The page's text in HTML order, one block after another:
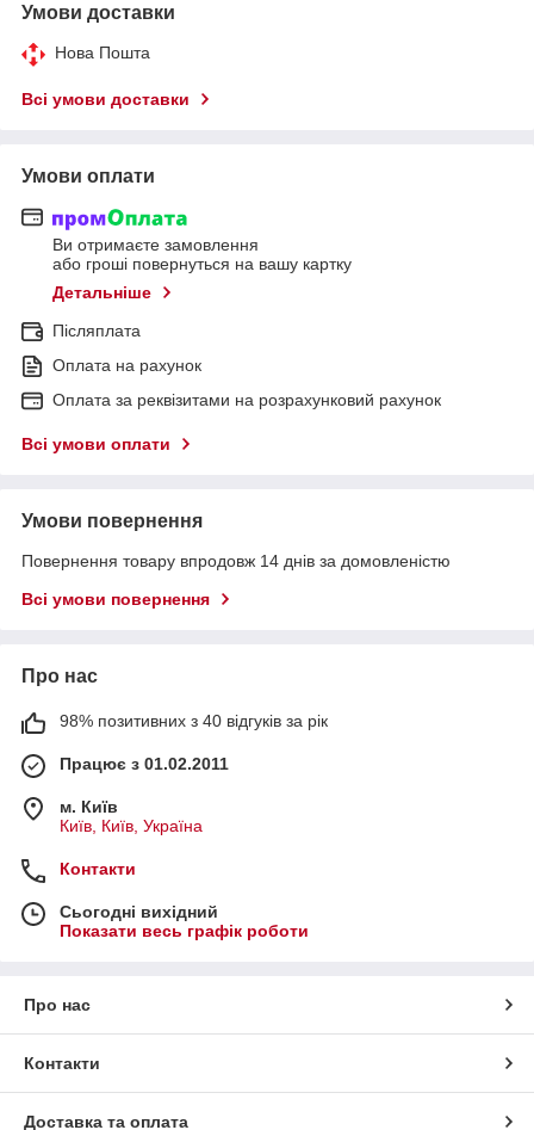
Умови доставки
Нова Пошта
Всі умови доставки
Умови оплати
Ви отримаєте замовлення
або гроші повернуться на вашу картку
Детальніше
Післяплата
Оплата на рахунок
Оплата за реквізитами на розрахунковий рахунок
Всі умови оплати
Умови повернення
Повернення товару впродовж 14 днів за домовленістю
Всі умови повернення
Про нас
98% позитивних з 40 відгуків за рік
Працює з 01.02.2011
м. Київ
Київ, Київ, Україна
Контакти
Сьогодні вихідний
Показати весь графік роботи
Про нас
Контакти
Доставка та оплата